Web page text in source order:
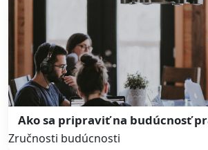
Ako sa pripraviť na budúcnosť
Zručnosti budúcnosti